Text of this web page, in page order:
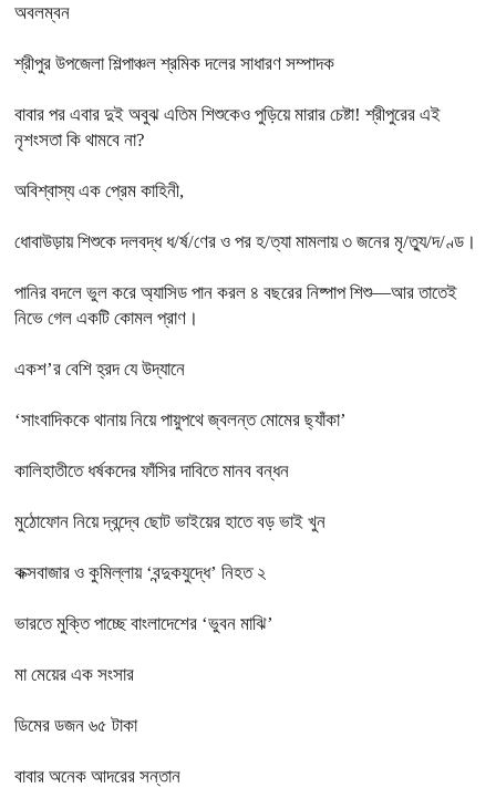
অবলম্বন
শ্রীপুর উপজেলা শিল্পাঞ্চল শ্রমিক দলের সাধারণ সম্পাদক
বাবার পর এবার দুই অবুঝ এতিম শিশুকেও পুড়িয়ে মারার চেষ্টা! শ্রীপুরের এই
নৃশংসতা কি থামবে না?
অবিশ্বাস্য এক প্রেম কাহিনী,
ধোবাউড়ায় শিশুকে দলবদ্ধ ধ/র্ষ/ণের ও পর হ/ত্যা মামলায় ৩ জনের মৃ/ত্যু/দ/ণ্ড।
পানির বদলে ভুল করে অ্যাসিড পান করল ৪ বছরের নিষ্পাপ শিশু—আর তাতেই
নিভে গেল একটি কোমল প্রাণ।
একশ’র বেশি হ্রদ যে উদ্যানে
‘সাংবাদিককে থানায় নিয়ে পায়ুপথে জ্বলন্ত মোমের ছ্যাঁকা’
কালিহাতীতে ধর্ষকদের ফাঁসির দাবিতে মানব বন্ধন
মুঠোফোন নিয়ে দ্বন্দ্বে ছোট ভাইয়ের হাতে বড় ভাই খুন
কক্সবাজার ও কুমিল্লায় ‘বন্দুকযুদ্ধে’ নিহত ২
ভারতে মুক্তি পাচ্ছে বাংলাদেশের ‘ভুবন মাঝি’
মা মেয়ের এক সংসার
ডিমের ডজন ৬৫ টাকা
বাবার অনেক আদরের সন্তান